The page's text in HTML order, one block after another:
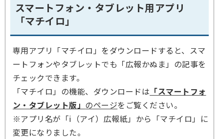
スマートフォン・タブレット用アプリ
「マチイロ」
専用アプリ「マチイロ」をダウンロードすると、スマ
ートフォンやタブレットでも「広報かぬま」の記事を
チェックできます。
「マチイロ」の機能、ダウンロードは 「スマートフォ
ン・タブレット版」 のページをご覧ください。
※アプリ名が「i（アイ）広報紙」から「マチイロ」に
変更になりました。